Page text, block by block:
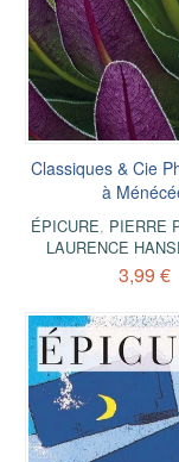
Classiques & Cie
à
ÉPICURE, PIERRE
LAURENCE
3,99 €